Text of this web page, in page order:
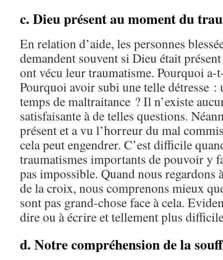
c. Dieu présent au moment du
En relation d’aide, les personnes
demandent souvent si Dieu était
ont vécu leur traumatisme. Pourquoi
Pourquoi avoir subi une telle détresse :
temps de maltraitance ? Il n’existe
satisfaisante à de telles questions.
présent et a vu l’horreur du mal
cela peut engendrer. C’est difficile
traumatismes importants de pouvoir y
pas impossible. Quand nous regardons
de la croix, nous comprenons mieux
sont pas grand-chose face à cela.
dire ou à écrire et tellement plus
d. Notre compréhension de la